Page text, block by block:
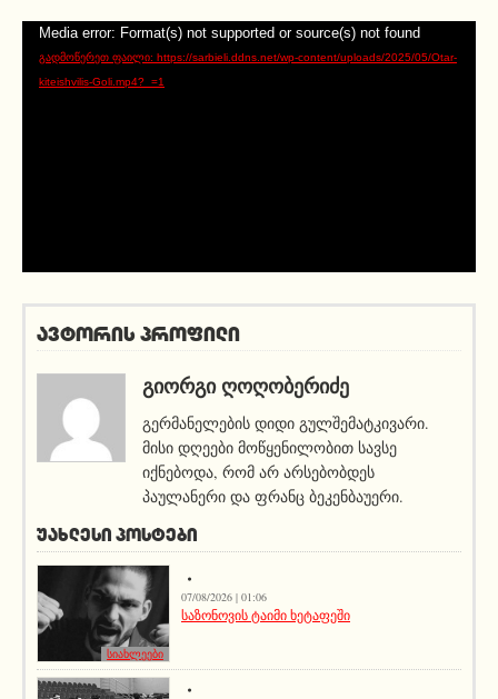
ვიდეო
დამკვრელი
Media error: Format(s) not supported or source(s) not found
გადმოწერეთ ფაილი: https://sarbieli.ddns.net/wp-content/uploads/2025/05/Otar-
kiteishvilis-Goli.mp4?_=1
ავტორის პროფილი
ᲒᲘᲝᲠᲒᲘ ᲦᲝᲦᲝᲑᲔᲠᲘᲫᲔ
გერმანელების დიდი გულშემატკივარი.
მისი დღეები მოწყენილობით სავსე
იქნებოდა, რომ არ არსებობდეს
პაულანერი და ფრანც ბეკენბაუერი.
ᲣᲐᲮᲚᲔᲡᲘ ᲞᲝᲡᲢᲔᲑᲘ
სიახლეები
07/08/2026 | 01:06
საზონოვის ტაიმი ხეტაფეში